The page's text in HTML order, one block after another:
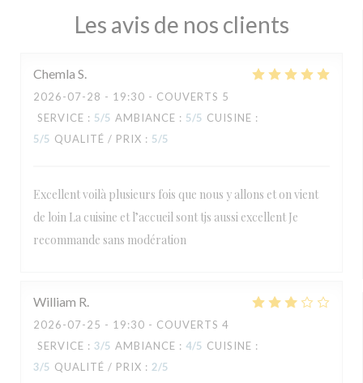
Les avis de nos clients
Chemla S
2026-07-28 - 19:30 - COUVERTS 5
SERVICE : 5/5 AMBIANCE : 5/5 CUISINE :
5/5 QUALITÉ / PRIX : 5/5
Excellent voilà plusieurs fois que nous y allons et on vient
de loin La cuisine et l’accueil sont tjs aussi excellent Je
recommande sans modération
William R
2026-07-25 - 19:30 - COUVERTS 4
SERVICE : 3/5 AMBIANCE : 4/5 CUISINE :
3/5 QUALITÉ / PRIX : 2/5